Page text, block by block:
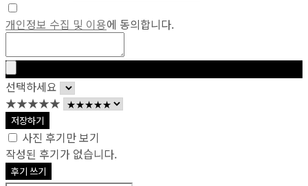
개인정보 수집 및 이용에 동의합니다.
선택하세요
★★★★★
저장하기
사진 후기만 보기
작성된 후기가 없습니다.
후기 쓰기